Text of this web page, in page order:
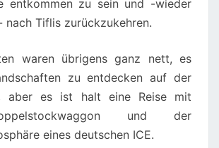
entkommen zu sein und -wieder
nach Tiflis zurückzukehren.
waren übrigens ganz nett, es
zu entdecken auf der
aber es ist halt eine Reise mit
und der
eines deutschen ICE.